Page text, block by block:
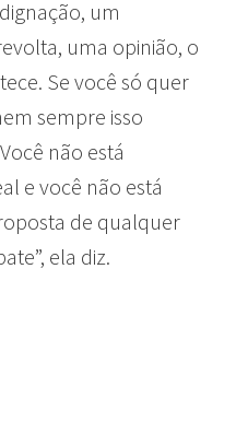
um
uma opinião, o
Se você só quer
sempre isso
não está
e você não está
de qualquer
ela diz.